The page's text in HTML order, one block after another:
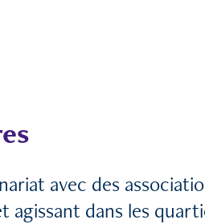
avec des
agissant dans les